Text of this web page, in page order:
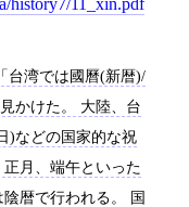
台湾では國曆(新暦)/
かけた。 大陸、台
)などの国家的な祝
月、端午といった
暦で行われる。 国